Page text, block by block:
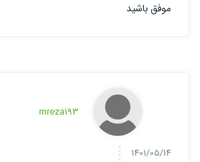
موفق باشید
mreza193
1401/05/14